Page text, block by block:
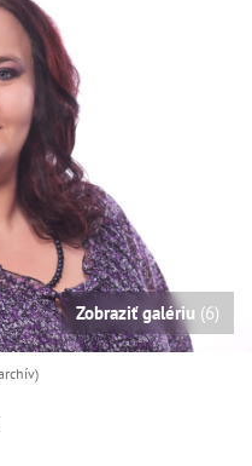
Zobraziť galériu (6)